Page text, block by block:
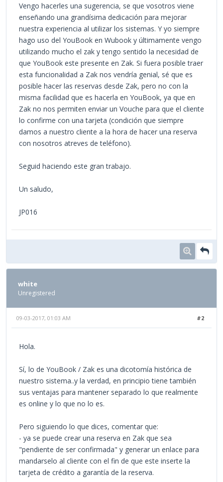
Vengo hacerles una sugerencia, se que vosotros viene
enseñando una grandísima dedicación para mejorar
nuestra experiencia al utilizar los sistemas. Y yo siempre
hago uso del YouBook en Wubook y últimamente vengo
utilizando mucho el zak y tengo sentido la necesidad de
que YouBook este presente en Zak. Si fuera posible traer
esta funcionalidad a Zak nos vendría genial, sé que es
posible hacer las reservas desde Zak, pero no con la
misma facilidad que es hacerla en YouBook, ya que en
Zak no nos permiten enviar un Vouche para que el cliente
lo confirme con una tarjeta (condición que siempre
damos a nuestro cliente a la hora de hacer una reserva
con nosotros atreves de teléfono).
Seguid haciendo este gran trabajo.
Un saludo,
JP016
white
Unregistered
#2
09-03-2017, 01:03 AM
Hola.
Sí, lo de YouBook / Zak es una dicotomía histórica de
nuestro sistema..y la verdad, en principio tiene también
sus ventajas para mantener separado lo que realmente
es online y lo que no lo es.
Pero siguiendo lo que dices, comentar que:
- ya se puede crear una reserva en Zak que sea
"pendiente de ser confirmada" y generar un enlace para
mandarselo al cliente con el fin de que este inserte la
tarjeta de crédito a garantía de la reserva.